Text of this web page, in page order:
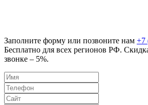
Заполните форму или позвоните нам +7
Бесплатно для всех регионов РФ.
звонке – 5%.